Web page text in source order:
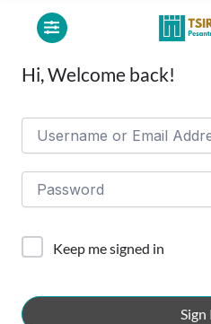
Hi, Welcome back!
Keep me signed in
Sign